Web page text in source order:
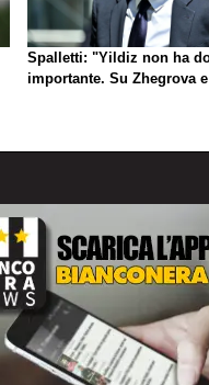
Spalletti: "Yildiz non ha
importante. Su Zhegrova